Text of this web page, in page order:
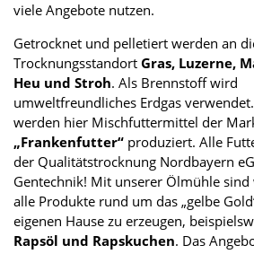
viele Angebote nutzen.
Getrocknet und pelletiert werden an
Trocknungsstandort Gras, Luzerne,
Heu und Stroh. Als Brennstoff wird
umweltfreundliches Erdgas
werden hier Mischfuttermittel der
„Frankenfutter“ produziert. Alle
der Qualitätstrocknung Nordbayern
Gentechnik! Mit unserer Ölmühle sind
alle Produkte rund um das „gelbe
eigenen Hause zu erzeugen,
Rapsöl und Rapskuchen. Das